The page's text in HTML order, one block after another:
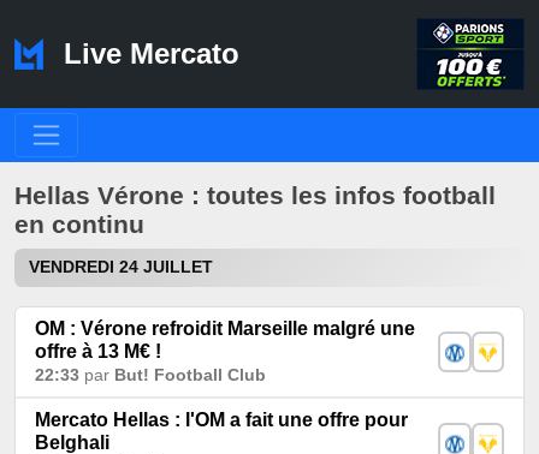
Live Mercato
Hellas Vérone : toutes les infos football
en continu
VENDREDI 24 JUILLET
OM : Vérone refroidit Marseille malgré une
offre à 13 M€ !
22:33 par But! Football Club
Mercato Hellas : l'OM a fait une offre pour
Belghali